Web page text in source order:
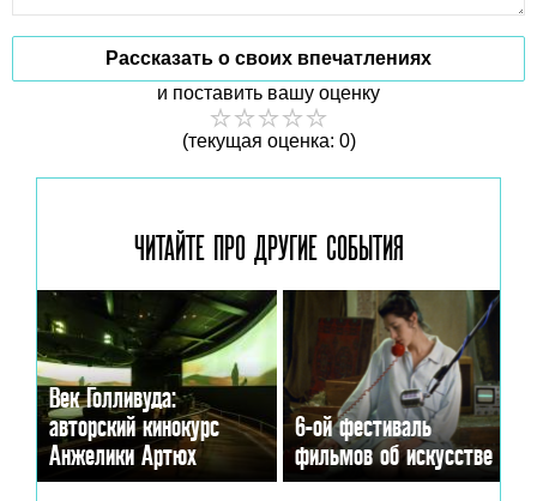
Рассказать о своих впечатлениях
и поставить вашу оценку
(текущая оценка: 0)
ЧИТАЙТЕ ПРО ДРУГИЕ СОБЫТИЯ
Век Голливуда:
авторский кинокурс
Анжелики Артюх
6-ой фестиваль
фильмов об искусстве